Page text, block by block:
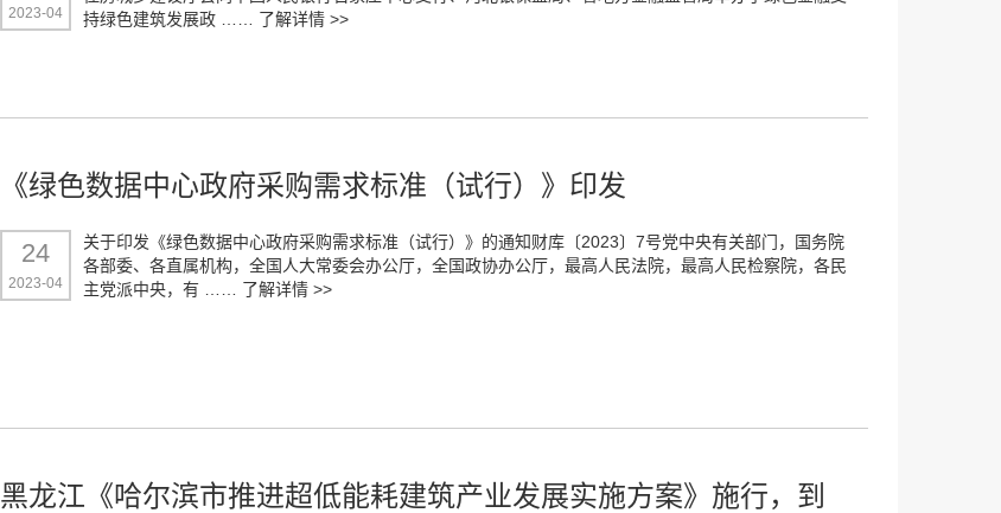
2023-04
持绿色建筑发展政 …… 了解详情 >>
《绿色数据中心政府采购需求标准（试行）》印发
24
2023-04
关于印发《绿色数据中心政府采购需求标准（试行）》的通知财库〔2023〕7号党中央有关部门，国务院
各部委、各直属机构，全国人大常委会办公厅，全国政协办公厅，最高人民法院，最高人民检察院，各民
主党派中央，有 …… 了解详情 >>
黑龙江《哈尔滨市推进超低能耗建筑产业发展实施方案》施行，到